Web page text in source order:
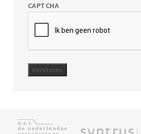
CAPTCHA